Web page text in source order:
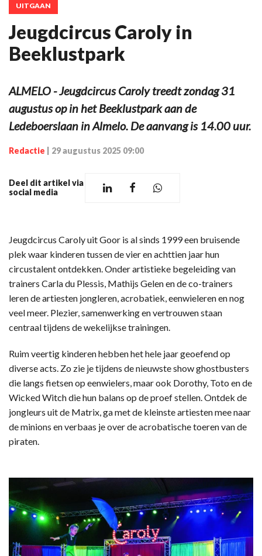
UITGAAN
Jeugdcircus Caroly in
Beeklustpark
ALMELO - Jeugdcircus Caroly treedt zondag 31
augustus op in het Beeklustpark aan de
Ledeboerslaan in Almelo. De aanvang is 14.00 uur.
Redactie 29 augustus 2025 09:00
Deel dit artikel via
social media
Jeugdcircus Caroly uit Goor is al sinds 1999 een bruisende
plek waar kinderen tussen de vier en achttien jaar hun
circustalent ontdekken. Onder artistieke begeleiding van
trainers Carla du Plessis, Mathijs Gelen en de co-trainers
leren de artiesten jongleren, acrobatiek, eenwieleren en nog
veel meer. Plezier, samenwerking en vertrouwen staan
centraal tijdens de wekelijkse trainingen.
Ruim veertig kinderen hebben het hele jaar geoefend op
diverse acts. Zo zie je tijdens de nieuwste show ghostbusters
die langs fietsen op eenwielers, maar ook Dorothy, Toto en de
Wicked Witch die hun balans op de proef stellen. Ontdek de
jongleurs uit de Matrix, ga met de kleinste artiesten mee naar
de minions en verbaas je over de acrobatische toeren van de
piraten.